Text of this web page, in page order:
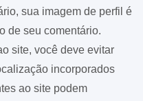
sua imagem de perfil é
de seu comentário.
site, você deve evitar
incorporados
ao site podem